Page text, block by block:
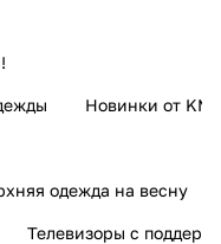
Новинки от KMI
одежда на весну
Телевизоры с